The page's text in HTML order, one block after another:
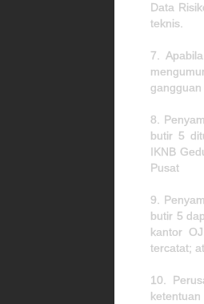
Data
teknis.
7.
gangguan
8.
butir 5
IKNB
Pusat
9.
butir 5
kantor
tercatat;
10.